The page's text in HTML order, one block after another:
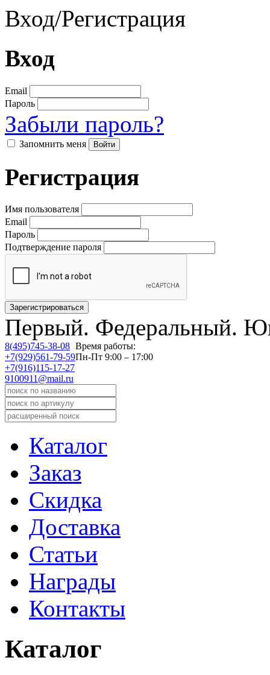
Вход/Регистрация
Вход
Email
Пароль
Забыли пароль?
Запомнить меня
Регистрация
Имя пользователя
Email
Пароль
Подтверждение пароля
Первый. Федеральный.
8(495)745-38-08
+7(929)561-79-59
+7(916)115-17-27
9100911@mail.ru
Время работы:
Пн-Пт 9:00 – 17:00
Каталог
Заказ
Скидка
Доставка
Статьи
Награды
Контакты
Каталог